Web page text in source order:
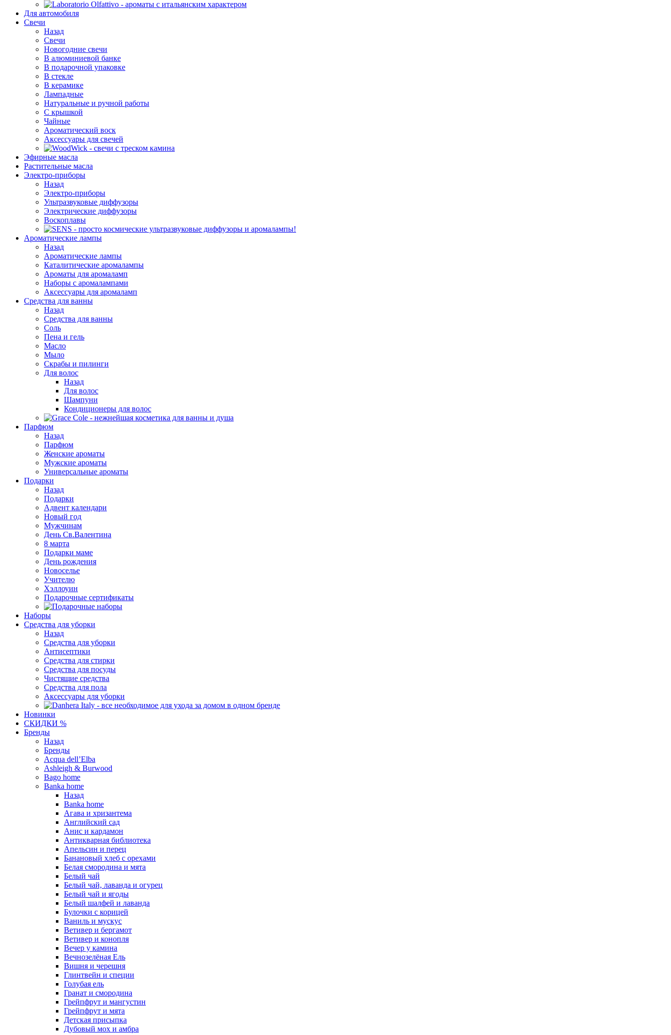
Для автомобиля
Свечи
Назад
Свечи
Новогодние свечи
В алюминиевой банке
В подарочной упаковке
В стекле
В керамике
Лампадные
Натуральные и ручной работы
С крышкой
Чайные
Ароматический воск
Аксессуары для свечей
Эфирные масла
Растительные масла
Электро-приборы
Назад
Электро-приборы
Ультразвуковые диффузоры
Электрические диффузоры
Воскоплавы
Ароматические лампы
Назад
Ароматические лампы
Каталитические аромалампы
Ароматы для аромаламп
Наборы с аромалампами
Аксессуары для аромаламп
Средства для ванны
Назад
Средства для ванны
Соль
Пена и гель
Масло
Мыло
Скрабы и пилинги
Для волос
Назад
Для волос
Шампуни
Кондиционеры для волос
Парфюм
Назад
Парфюм
Женские ароматы
Мужские ароматы
Универсальные ароматы
Подарки
Назад
Подарки
Адвент календари
Новый год
Мужчинам
День Св.Валентина
8 марта
Подарки маме
День рождения
Новоселье
Учителю
Хэллоуин
Подарочные сертификаты
Наборы
Средства для уборки
Назад
Средства для уборки
Антисептики
Средства для стирки
Средства для посуды
Чистящие средства
Средства для пола
Аксессуары для уборки
Новинки
СКИДКИ %
Бренды
Назад
Бренды
Acqua dell’Elba
Ashleigh & Burwood
Bago home
Banka home
Назад
Banka home
Агава и хризантема
Английский сад
Анис и кардамон
Антикварная библиотека
Апельсин и перец
Банановый хлеб с орехами
Белая смородина и мята
Белый чай
Белый чай, лаванда и огурец
Белый чай и ягоды
Белый шалфей и лаванда
Булочки с корицей
Ваниль и мускус
Ветивер и бергамот
Ветивер и конопля
Вечер у камина
Вечнозелёная Ель
Вишня и черешня
Глинтвейн и специи
Голубая ель
Гранат и смородина
Грейпфрут и мангустин
Грейпфрут и мята
Детская присыпка
Дубовый мох и амбра